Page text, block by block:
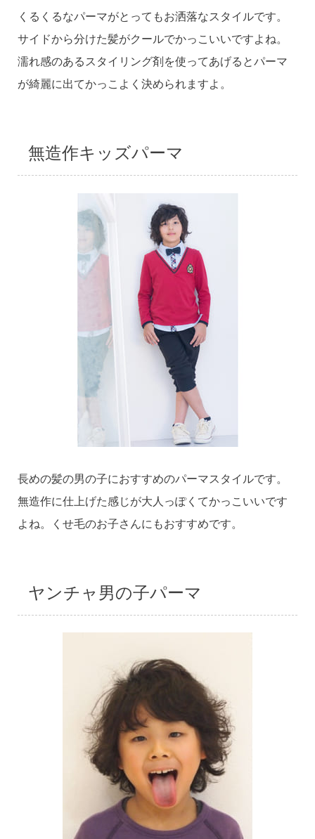
くるくるなパーマがとってもお洒落なスタイルです。
サイドから分けた髪がクールでかっこいいですよね。
濡れ感のあるスタイリング剤を使ってあげるとパーマ
が綺麗に出てかっこよく決められますよ。
無造作キッズパーマ
長めの髪の男の子におすすめのパーマスタイルです。
無造作に仕上げた感じが大人っぽくてかっこいいです
よね。くせ毛のお子さんにもおすすめです。
ヤンチャ男の子パーマ